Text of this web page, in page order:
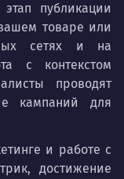
публикации
товаре или
сетях и на
с контекстом
проводят
кампаний для
и работе с
достижение